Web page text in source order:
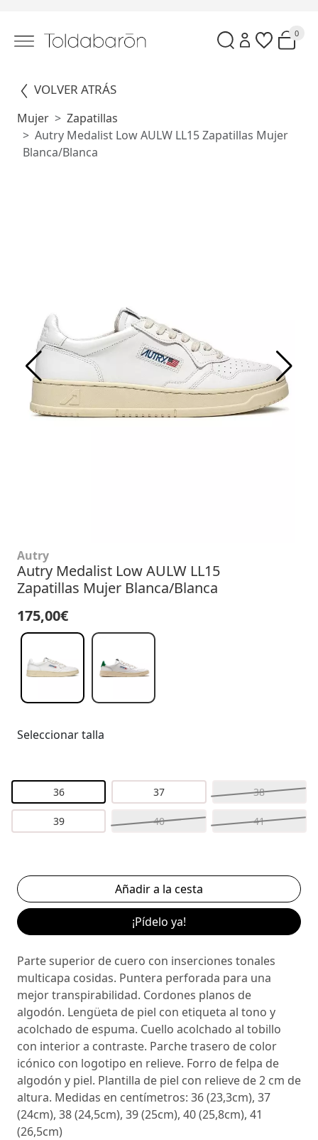
0
VOLVER ATRÁS
Mujer
Zapatillas
Autry Medalist Low AULW LL15 Zapatillas Mujer
Blanca/Blanca
Autry
Autry Medalist Low AULW LL15
Zapatillas Mujer Blanca/Blanca
175,00€
Seleccionar talla
36 37 38
39 40 41
¡Pídelo ya!
Parte superior de cuero con inserciones tonales
multicapa cosidas. Puntera perforada para una
mejor transpirabilidad. Cordones planos de
algodón. Lengüeta de piel con etiqueta al tono y
acolchado de espuma. Cuello acolchado al tobillo
con interior a contraste. Parche trasero de color
icónico con logotipo en relieve. Forro de felpa de
algodón y piel. Plantilla de piel con relieve de 2 cm de
altura. Medidas en centímetros: 36 (23,3cm), 37
(24cm), 38 (24,5cm), 39 (25cm), 40 (25,8cm), 41
(26,5cm)